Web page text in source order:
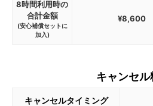
8時間利用時の
合計金額
(安心補償セットに
加入)
¥8,600
キャンセル
キャンセルタイミング